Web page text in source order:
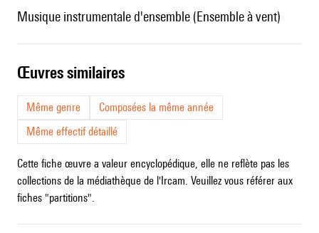
Musique instrumentale d'ensemble (Ensemble à vent)
œuvres similaires
Même genre
Composées la même année
Même effectif détaillé
Cette fiche œuvre a valeur encyclopédique, elle ne reflète pas les
collections de la médiathèque de l'Ircam. Veuillez vous référer aux
fiches "partitions".